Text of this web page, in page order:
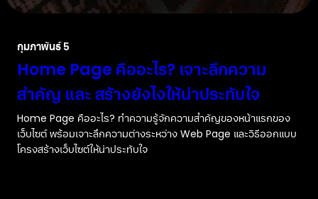
กุมภาพันธ์ 5
Home Page คืออะไร? เจาะลึกความ
สำคัญ และ สร้างยังไงให้น่าประทับใจ
Home Page คืออะไร? ทำความรู้จักความสำคัญของหน้าแรกของ
เว็บไซต์ พร้อมเจาะลึกความต่างระหว่าง Web Page และวิธีออกแบบ
โครงสร้างเว็บไซต์ให้น่าประทับใจ